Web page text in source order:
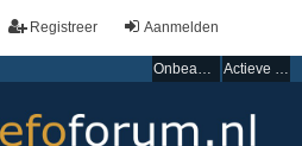
Aanmelden
Registreer
Onbeantwoorde onderwerpen Actieve onderwerpen